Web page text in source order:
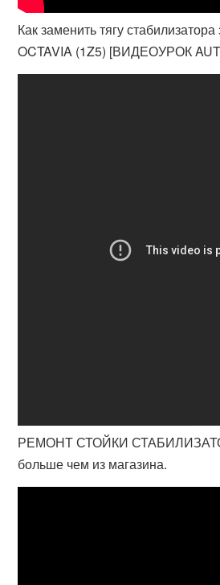
Как заменить тягу
OCTAVIA (1Z5) [ВИДЕОУРОК
РЕМОНТ СТОЙКИ
больше чем из магазина.